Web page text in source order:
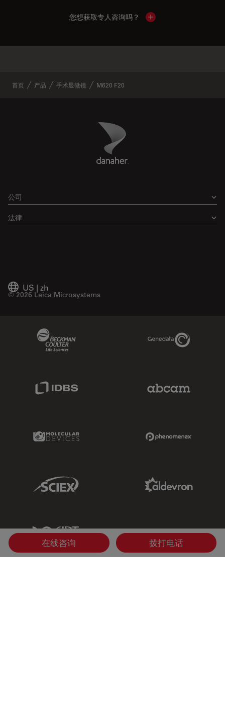
您想获取专人咨询吗？ Show local contacts
首页 产品 手术显微镜 M620 F20
Danaher Logo
公司
法律
US | zh
© 2026 Leica Microsystems
Genedata Link
Molecular Devices Link
Sciex Link
IDT Link
在线咨询 拨打电话